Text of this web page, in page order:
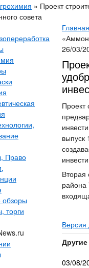
» Проект
совета
Право
торги
Главная
26/03/
Проект
выпуск
Вторая
района
Версия
03/08/